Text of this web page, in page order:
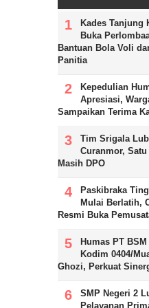
Kades Tanjung
Buka
Bantuan Bola Voli
Panitia
Kepedulian
Apresiasi,
Sampaikan Terima
Tim Srigala
Curanmor,
Masih DPO
Paskibraka
Mulai Berlatih,
Resmi Buka
Humas PT
Kodim 0404/
Ghozi, Perkuat
SMP Negeri 2
Pelayanan